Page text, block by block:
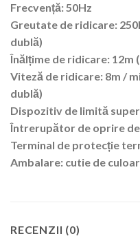
Frecvență: 50Hz
Greutate de ridicare:
dublă)
Înălțime de ridicare: 12m
Viteză de ridicare: 8m /
dublă)
Dispozitiv de limită
Întrerupător de oprire
Terminal de protecție
Ambalare: cutie de
RECENZII (0)